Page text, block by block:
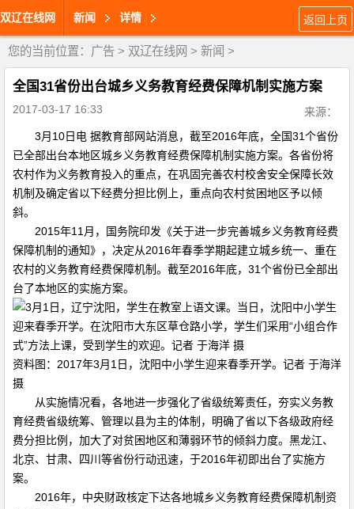
双辽在线网 新闻 详情 返回上页
您的当前位置： 广告 > 双辽在线网 > 新闻 >
全国31省份出台城乡义务教育经费保障机制实施方案
2017-03-17 16:33
来源：
3月10日电 据教育部网站消息，截至2016年底，全国31个省份
已全部出台本地区城乡义务教育经费保障机制实施方案。各省份将
农村作为义务教育投入的重点，在巩固完善农村校舍安全保障长效
机制及确定省以下经费分担比例上，重点向农村贫困地区予以倾
斜。
2015年11月，国务院印发《关于进一步完善城乡义务教育经费
保障机制的通知》，决定从2016年春季学期起建立城乡统一、重在
农村的义务教育经费保障机制。截至2016年底，31个省份已全部出
台了本地区的实施方案。
资料图：2017年3月1日，沈阳中小学生迎来春季开学。记者 于海洋
摄
从实施情况看，各地进一步强化了省级统筹责任，夯实义务教
育经费省级统筹、管理以县为主的体制，明确了省以下各级政府经
费分担比例，加大了对贫困地区和薄弱环节的倾斜力度。黑龙江、
北京、甘肃、四川等省份行动迅速，于2016年初即出台了实施方
案。
2016年，中央财政核定下达各地城乡义务教育经费保障机制资